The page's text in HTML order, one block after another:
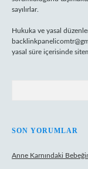
sayılırlar.
Hukuka ve yasal
yasal süre içerisinde
SON YORUMLAR
Anne Karnındaki